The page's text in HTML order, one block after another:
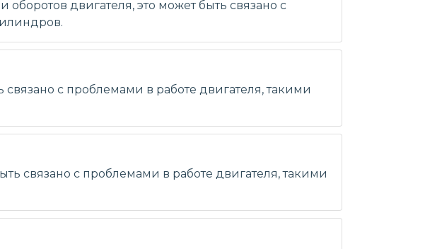
двигателя, это может быть связано с
с проблемами в работе двигателя, такими
связано с проблемами в работе двигателя, такими